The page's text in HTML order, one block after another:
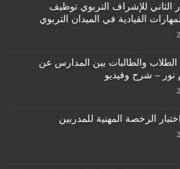
الثاني للإشراف التربوي توظيف
القيادية في الميدان التربوي
والطالبات بين المدارس عن
– شرح وفيديو
الرخصة المهنية للمدربين